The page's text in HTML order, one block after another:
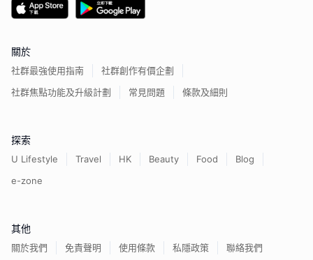
關於
社群最強使用指南
社群創作有價企劃
社群焦點功能及升級計劃
常見問題 條款及細則
探索
U Lifestyle Travel HK Beauty Food
Blog
e-zone
其他
關於我們 免責聲明 使用條款 私隱政策 聯絡我們